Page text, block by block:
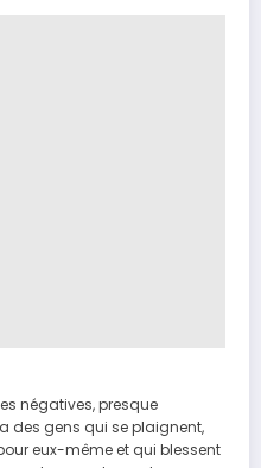
négatives, presque
des gens qui se plaignent,
eux-même et qui blessent